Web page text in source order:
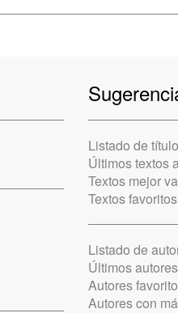
Listado de
Últimos textos
Textos mejor
Textos favoritos
Listado de
Últimos
Autores
Autores con